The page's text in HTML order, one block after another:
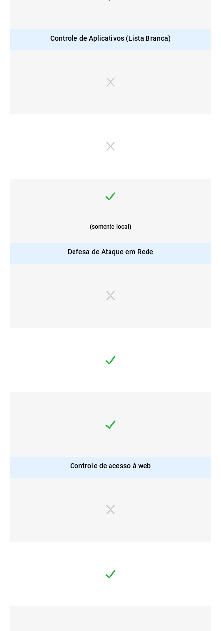
Controle de Aplicativos (Lista Branca)
(somente local)
Defesa de Ataque em Rede
Controle de acesso à web